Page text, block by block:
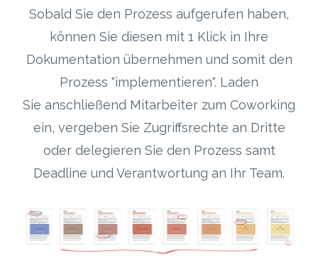
Sobald Sie den Prozess aufgerufen haben,
können Sie diesen mit 1 Klick in Ihre
Dokumentation übernehmen und somit den
Prozess "implementieren". Laden
Sie anschließend Mitarbeiter zum Coworking
ein, vergeben Sie Zugriffsrechte an Dritte
oder delegieren Sie den Prozess samt
Deadline und Verantwortung an Ihr Team.